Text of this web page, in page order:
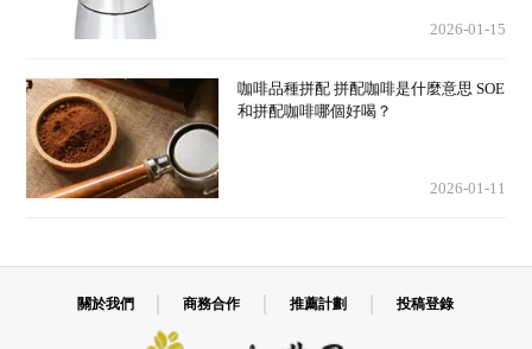
2026-01-15
咖啡品種拼配 拼配咖啡是什麼意思 SOE
和拼配咖啡哪個好喝？
2026-01-11
關於我們 商務合作 推薦計劃 投稿登錄